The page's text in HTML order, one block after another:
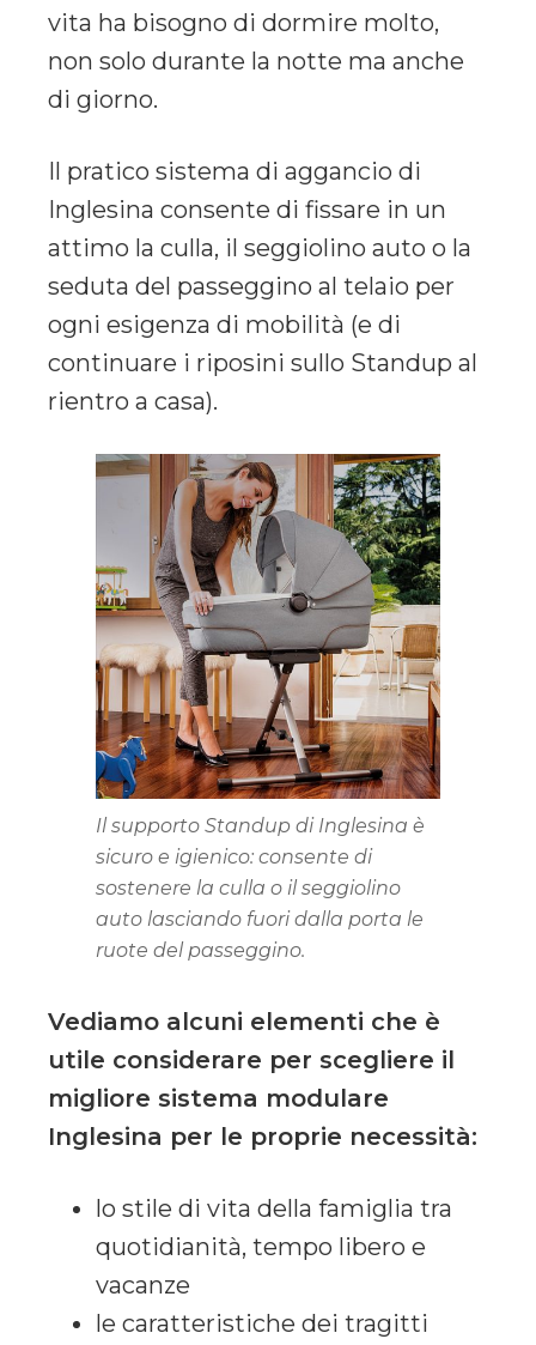
vita ha bisogno di dormire molto,
non solo durante la notte ma anche
di giorno.
Il pratico sistema di aggancio di
Inglesina consente di fissare in un
attimo la culla, il seggiolino auto o la
seduta del passeggino al telaio per
ogni esigenza di mobilità (e di
continuare i riposini sullo Standup al
rientro a casa).
Il supporto Standup di Inglesina è
sicuro e igienico: consente di
sostenere la culla o il seggiolino
auto lasciando fuori dalla porta le
ruote del passeggino.
Vediamo alcuni elementi che è
utile considerare per scegliere il
migliore sistema modulare
Inglesina per le proprie necessità:
lo stile di vita della famiglia tra
quotidianità, tempo libero e
vacanze
le caratteristiche dei tragitti